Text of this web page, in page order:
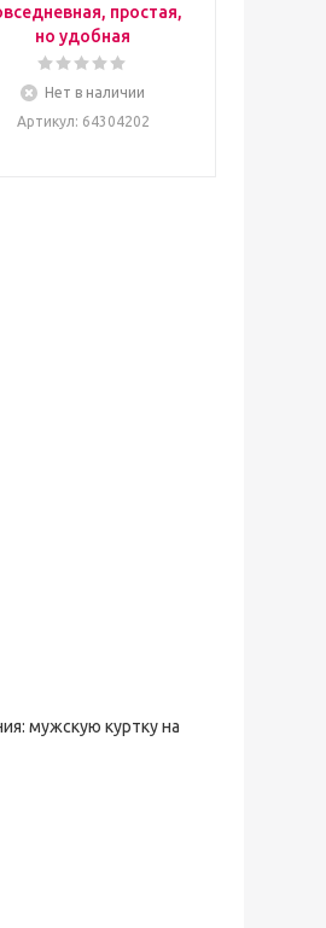
простая,
но удобная
Нет в наличии
Артикул: 64304202
мужскую куртку на